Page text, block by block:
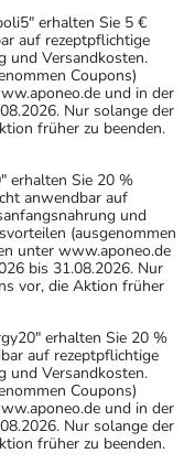
erhalten Sie 5 €
auf rezeptpflichtige
und Versandkosten.
Coupons)
und in der
Nur solange der
früher zu beenden.
erhalten Sie 20 %
anwendbar auf
und
(ausgenommen
unter www.aponeo.de
bis 31.08.2026. Nur
vor, die Aktion früher
erhalten Sie 20 %
auf rezeptpflichtige
und Versandkosten.
Coupons)
und in der
Nur solange der
früher zu beenden.